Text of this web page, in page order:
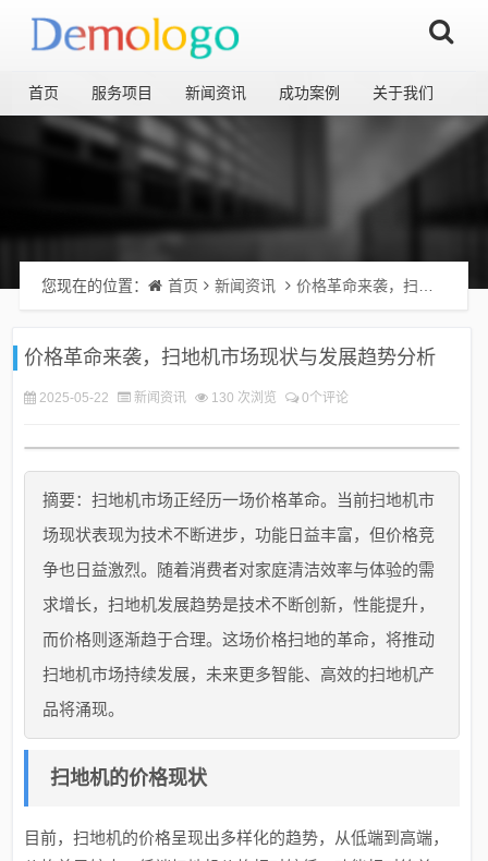
首页 服务项目 新闻资讯 成功案例 关于我们
您现在的位置： 首页 新闻资讯 价格革命来袭，扫地机市场现状与发展趋势分析
价格革命来袭，扫地机市场现状与发展趋势分析
2025-05-22 新闻资讯 130 次浏览 0个评论
摘要：扫地机市场正经历一场价格革命。当前扫地机市
场现状表现为技术不断进步，功能日益丰富，但价格竞
争也日益激烈。随着消费者对家庭清洁效率与体验的需
求增长，扫地机发展趋势是技术不断创新，性能提升，
而价格则逐渐趋于合理。这场价格扫地的革命，将推动
扫地机市场持续发展，未来更多智能、高效的扫地机产
品将涌现。
扫地机的价格现状
目前，扫地机的价格呈现出多样化的趋势，从低端到高端，